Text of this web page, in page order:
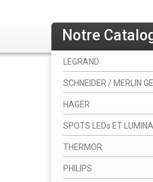
Notre
LEGRAND
SCHNEIDER / MERLIN
HAGER
SPOTS LEDs ET
THERMOR
PHILIPS